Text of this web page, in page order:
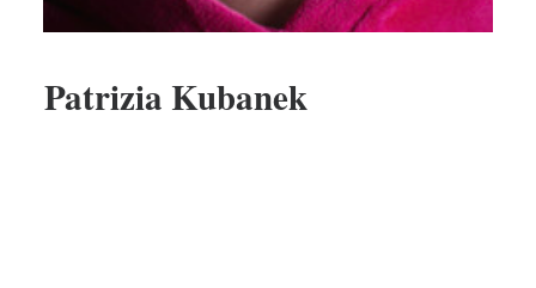
Patrizia Kubanek